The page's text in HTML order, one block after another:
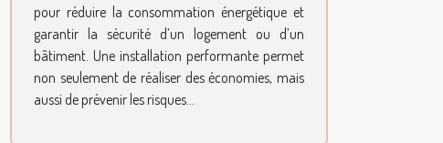
pour réduire la consommation énergétique et
garantir la sécurité d’un logement ou d’un
bâtiment. Une installation performante permet
non seulement de réaliser des économies, mais
aussi de prévenir les risques...